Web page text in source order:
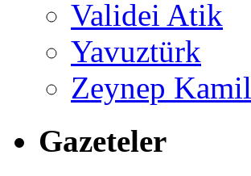
Validei Atik
Yavuztürk
Zeynep Kamil
Gazeteler